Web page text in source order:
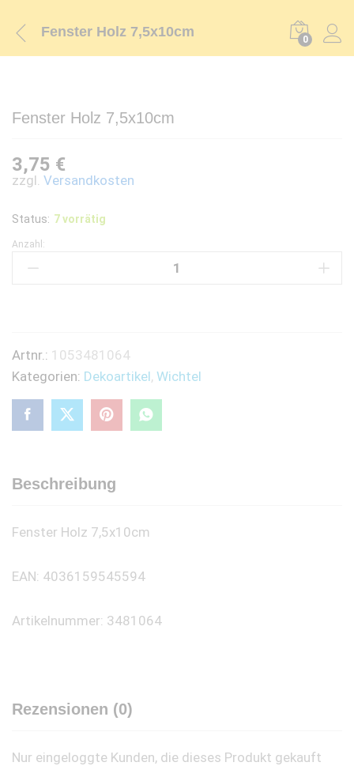
Fenster Holz 7,5x10cm 0
Fenster Holz 7,5x10cm
3,75 €
zzgl. Versandkosten
Status: 7 vorrätig
Fenster
Holz
Anzahl:
Artnr.: 1053481064
Kategorien: Dekoartikel, Wichtel
Beschreibung
Fenster Holz 7,5x10cm
EAN: 4036159545594
Artikelnummer: 3481064
Rezensionen (0)
Nur eingeloggte Kunden, die dieses Produkt gekauft